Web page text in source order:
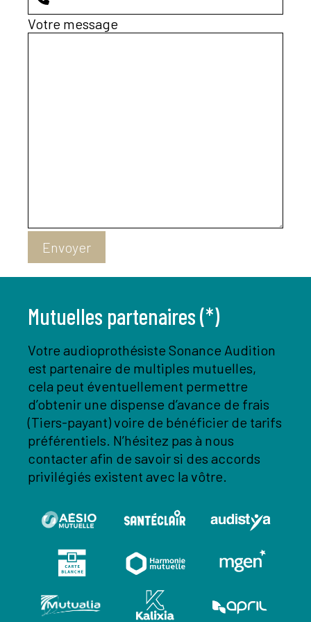
Prenez rendez-vous directement
personnalisées.
Votre message
Envoyer
Mutuelles partenaires (*)
Votre audioprothésiste Sonance Audition
est partenaire de multiples mutuelles,
cela peut éventuellement permettre
d’obtenir une dispense d’avance de frais
(Tiers-payant) voire de bénéficier de tarifs
préférentiels. N’hésitez pas à nous
contacter afin de savoir si des accords
privilégiés existent avec la vôtre.